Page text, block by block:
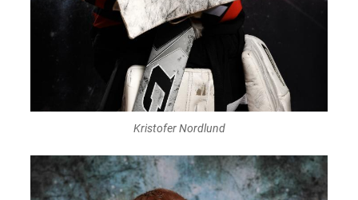
Kristofer Nordlund